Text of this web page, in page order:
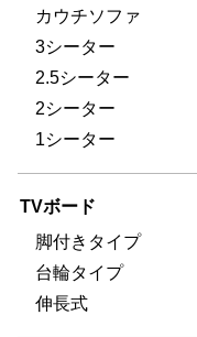
カウチソファ
3シーター
2.5シーター
2シーター
1シーター
TVボード
脚付きタイプ
台輪タイプ
伸長式